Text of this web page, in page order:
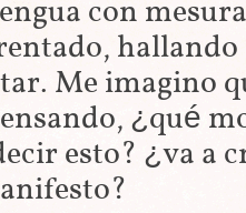
con
hallando
Me imagino
¿qué
esto? ¿va a